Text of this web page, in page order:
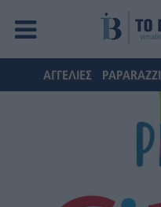
ΑΓΓΕΛΙΕΣ PAPARAZZI